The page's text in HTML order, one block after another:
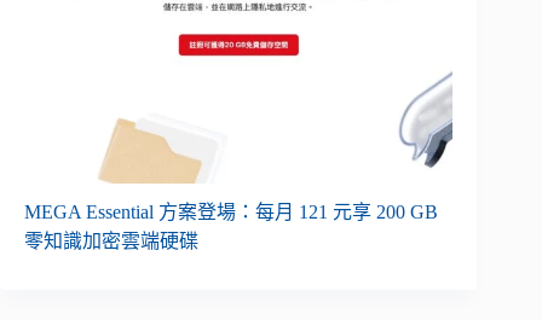
MEGA Essential 方案登場：每月 121 元享 200 GB
零知識加密雲端硬碟